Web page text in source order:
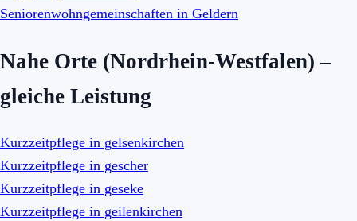
Seniorenwohngemeinschaften in Geldern
Nahe Orte (Nordrhein-Westfalen) –
gleiche Leistung
Kurzzeitpflege in gelsenkirchen
Kurzzeitpflege in gescher
Kurzzeitpflege in geseke
Kurzzeitpflege in geilenkirchen